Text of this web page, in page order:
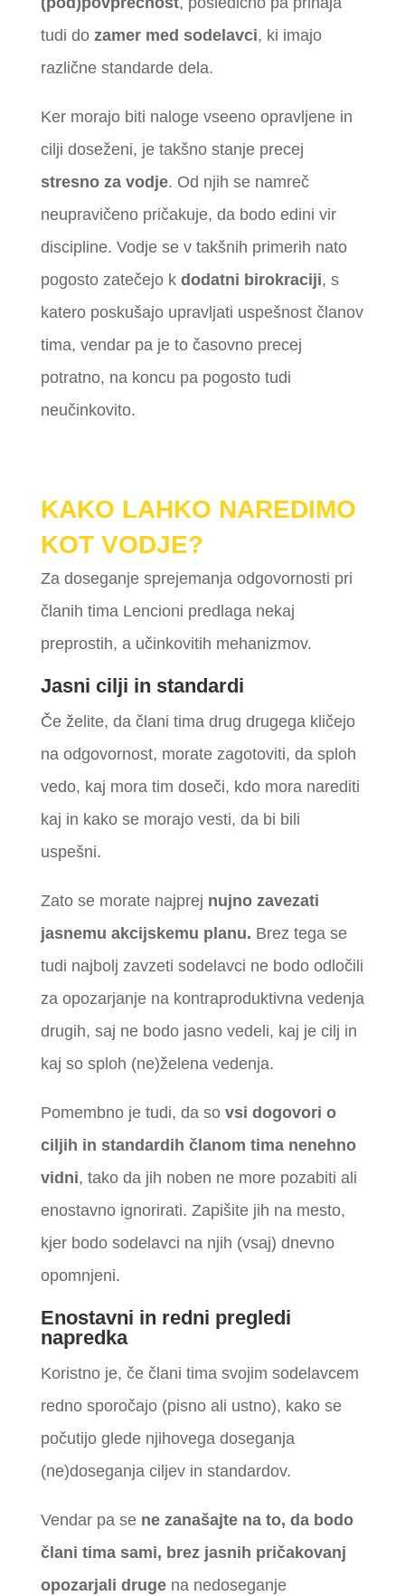
tudi do zamer med sodelavci, ki imajo
različne standarde dela.
Ker morajo biti naloge vseeno opravljene in
cilji doseženi, je takšno stanje precej
stresno za vodje. Od njih se namreč
neupravičeno pričakuje, da bodo edini vir
discipline. Vodje se v takšnih primerih nato
pogosto zatečejo k dodatni birokraciji, s
katero poskušajo upravljati uspešnost članov
tima, vendar pa je to časovno precej
potratno, na koncu pa pogosto tudi
neučinkovito.
KAKO LAHKO NAREDIMO
KOT VODJE?
Za doseganje sprejemanja odgovornosti pri
članih tima Lencioni predlaga nekaj
preprostih, a učinkovitih mehanizmov.
Jasni cilji in standardi
Če želite, da člani tima drug drugega kličejo
na odgovornost, morate zagotoviti, da sploh
vedo, kaj mora tim doseči, kdo mora narediti
kaj in kako se morajo vesti, da bi bili
uspešni.
Zato se morate najprej nujno zavezati
jasnemu akcijskemu planu. Brez tega se
tudi najbolj zavzeti sodelavci ne bodo odločili
za opozarjanje na kontraproduktivna vedenja
drugih, saj ne bodo jasno vedeli, kaj je cilj in
kaj so sploh (ne)želena vedenja.
Pomembno je tudi, da so vsi dogovori o
ciljih in standardih članom tima nenehno
vidni, tako da jih noben ne more pozabiti ali
enostavno ignorirati. Zapišite jih na mesto,
kjer bodo sodelavci na njih (vsaj) dnevno
opomnjeni.
Enostavni in redni pregledi
napredka
Koristno je, če člani tima svojim sodelavcem
redno sporočajo (pisno ali ustno), kako se
počutijo glede njihovega doseganja
(ne)doseganja ciljev in standardov.
Vendar pa se ne zanašajte na to, da bodo
člani tima sami, brez jasnih pričakovanj
opozarjali drugena nedoseganje